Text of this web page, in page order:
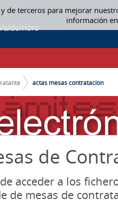
de terceros para mejorar
información
MESAS CONTRATACION
actas mesas contratacion
de
acceder a los
de mesas de